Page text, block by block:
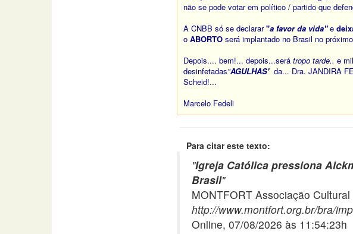
não se pode votar em político / partido que
A CNBB só se declarar"a favor da vida"e
o ABORTO será implantado no Brasil no próximo
Depois.... bem!... depois...será tropo tarde.. e
desinfetadas"AGULHAS' da... Dra. JANDIRA
Scheid!...
Marcelo Fedeli
Para citar este texto:
"Igreja Católica pressiona
Brasil"
MONTFORT Associação Cultural
http://www.montfort.org.br/bra/
Online, 07/08/2026 às 11:54:23h